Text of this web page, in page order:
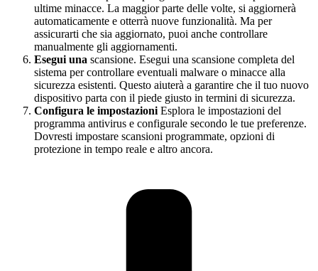
ultime minacce. La maggior parte delle volte, si aggiornerà
automaticamente e otterrà nuove funzionalità. Ma per
assicurarti che sia aggiornato, puoi anche controllare
manualmente gli aggiornamenti.
Esegui una scansione. Esegui una scansione completa del
sistema per controllare eventuali malware o minacce alla
sicurezza esistenti. Questo aiuterà a garantire che il tuo nuovo
dispositivo parta con il piede giusto in termini di sicurezza.
Configura le impostazioni Esplora le impostazioni del
programma antivirus e configurale secondo le tue preferenze.
Dovresti impostare scansioni programmate, opzioni di
protezione in tempo reale e altro ancora.